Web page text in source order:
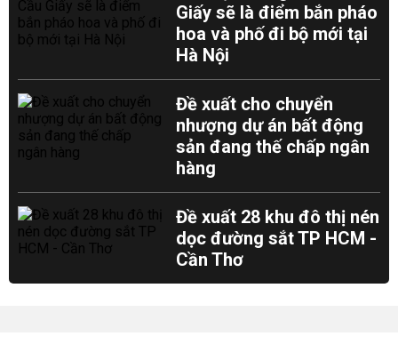
Giấy sẽ là điểm bắn pháo
hoa và phố đi bộ mới tại
Hà Nội
Đề xuất cho chuyển
nhượng dự án bất động
sản đang thế chấp ngân
hàng
Đề xuất 28 khu đô thị nén
dọc đường sắt TP HCM -
Cần Thơ